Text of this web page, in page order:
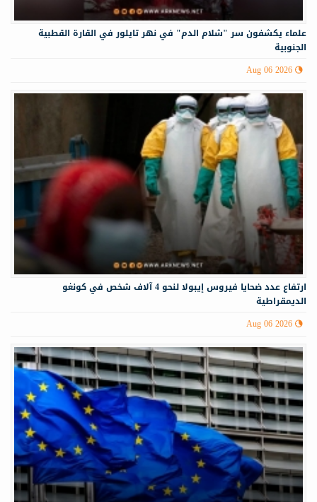
علماء يكشفون سر "شلام الدم" في نهر تايلور في القارة القطبية
الجنوبية
Aug 06 2026
ارتفاع عدد ضحايا فيروس إيبولا لنحو 4 آلاف شخص في كونغو
الديمقراطية
Aug 06 2026